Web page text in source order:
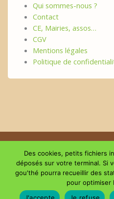
Qui sommes-nous ?
Contact
CE, Mairies, assos…
CGV
Mentions légales
Politique de
Copyright © 2026 |
Des cookies, petits fichiers
déposés sur votre terminal. Si
gou'thé pourra recueillir des
pour optimiser
J'accepte
Je refuse